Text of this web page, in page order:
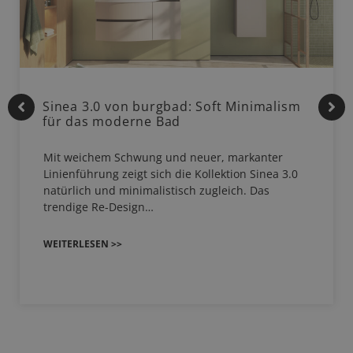
Sinea 3.0 von burgbad: Soft Minimalism
für das moderne Bad
Mit weichem Schwung und neuer, markanter
Linienführung zeigt sich die Kollektion Sinea 3.0
natürlich und minimalistisch zugleich. Das
trendige Re-Design…
WEITERLESEN >>